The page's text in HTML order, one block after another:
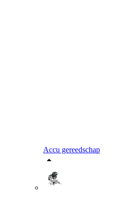
Accu gereedschap